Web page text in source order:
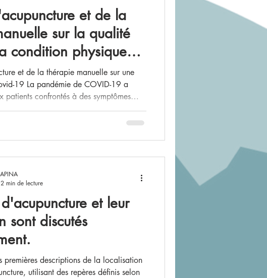
Coude rééducation
Endométriose
Grippe Homéopathie
et de la
sur la qualité
condition physique
post-Covid-19
et de la thérapie manuelle sur une
19 La pandémie de COVID-19 a
patients confrontés à des symptômes
sous le terme de COVID long,
leur santé physique et mentale. Cette
et la condition physique de patients
échantillon (N=16
et leur
sont discutés
premières descriptions de la localisation
utilisant des repères définis selon
2 min de lecture